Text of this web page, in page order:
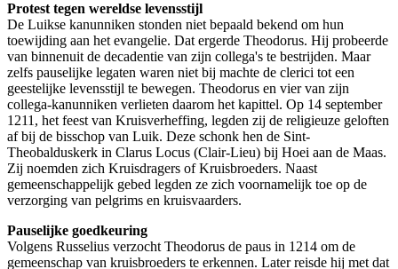
Protest tegen wereldse levensstijl
De Luikse kanunniken stonden niet bepaald bekend om hun
toewijding aan het evangelie. Dat ergerde Theodorus. Hij probeerde
van binnenuit de decadentie van zijn collega's te bestrijden. Maar
zelfs pauselijke legaten waren niet bij machte de clerici tot een
geestelijke levensstijl te bewegen. Theodorus en vier van zijn
collega-kanunniken verlieten daarom het kapittel. Op 14 september
1211, het feest van Kruisverheffing, legden zij de religieuze geloften
af bij de bisschop van Luik. Deze schonk hen de Sint-
Theobalduskerk in Clarus Locus (Clair-Lieu) bij Hoei aan de Maas.
Zij noemden zich Kruisdragers of Kruisbroeders. Naast
gemeenschappelijk gebed legden ze zich voornamelijk toe op de
verzorging van pelgrims en kruisvaarders.
Pauselijke goedkeuring
Volgens Russelius verzocht Theodorus de paus in 1214 om de
gemeenschap van kruisbroeders te erkennen. Later reisde hij met dat